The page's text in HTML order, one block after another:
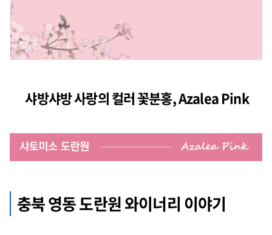
샤방샤방 사랑의 컬러 꽃분홍, Azalea Pink
충북 영동 도란원 와이너리 이야기